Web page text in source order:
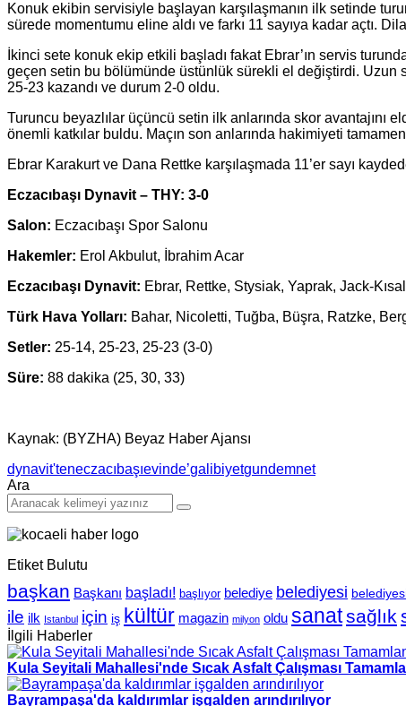
Konuk ekibin servisiyle başlayan karşılaşmanın ilk setinde
sürede momentumu eline aldı ve farkı 11 sayıya kadar açtı.
İkinci sete konuk ekip etkili başladı fakat Ebrar’ın servis
geçen setin bu bölümünde üstünlük sürekli el değiştirdi.
25-23 kazandı ve durum 2-0 oldu.
Turuncu beyazlılar üçüncü setin ilk anlarında skor avantajını
önemli katkılar buldu. Maçın son anlarında hakimiyeti
Ebrar Karakurt ve Dana Rettke karşılaşmada 11’er sayı
Eczacıbaşı Dynavit – THY: 3-0
Salon: Eczacıbaşı Spor Salonu
Hakemler: Erol Akbulut, İbrahim Acar
Eczacıbaşı Dynavit: Ebrar, Rettke, Stysiak, Yaprak, Jack-
Türk Hava Yolları: Bahar, Nicoletti, Tuğba, Büşra, Ratzke,
Setler: 25-14, 25-23, 25-23 (3-0)
Süre: 88 dakika (25, 30, 33)
Kaynak: (BYZHA) Beyaz Haber Ajansı
dynavit'teneczacıbaşıevinde’galibiyetgundemnet
Ara
Etiket Bulutu
başkan Başkanı başladı! başlıyor belediye belediyesi
ile ilk Istanbul için iş kültür magazin milyon oldu sanatsağlık
İlgili Haberler
Kula Seyitali Mahallesi'nde Sıcak Asfalt Çalışması
Bayrampaşa'da kaldırımlar işgalden arındırılıyor